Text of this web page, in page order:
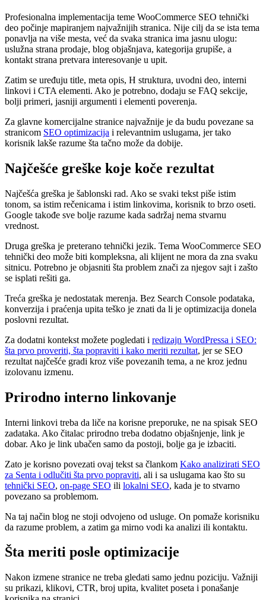
Profesionalna implementacija teme WooCommerce SEO tehnički
deo počinje mapiranjem najvažnijih stranica. Nije cilj da se ista tema
ponavlja na više mesta, već da svaka stranica ima jasnu ulogu:
uslužna strana prodaje, blog objašnjava, kategorija grupiše, a
kontakt strana pretvara interesovanje u upit.
Zatim se uređuju title, meta opis, H struktura, uvodni deo, interni
linkovi i CTA elementi. Ako je potrebno, dodaju se FAQ sekcije,
bolji primeri, jasniji argumenti i elementi poverenja.
Za glavne komercijalne stranice najvažnije je da budu povezane sa
stranicom SEO optimizacija i relevantnim uslugama, jer tako
korisnik lakše razume šta tačno može da dobije.
Najčešće greške koje koče rezultat
Najčešća greška je šablonski rad. Ako se svaki tekst piše istim
tonom, sa istim rečenicama i istim linkovima, korisnik to brzo oseti.
Google takođe sve bolje razume kada sadržaj nema stvarnu
vrednost.
Druga greška je preterano tehnički jezik. Tema WooCommerce SEO
tehnički deo može biti kompleksna, ali klijent ne mora da zna svaku
sitnicu. Potrebno je objasniti šta problem znači za njegov sajt i zašto
se isplati rešiti ga.
Treća greška je nedostatak merenja. Bez Search Console podataka,
konverzija i praćenja upita teško je znati da li je optimizacija donela
poslovni rezultat.
Za dodatni kontekst možete pogledati i redizajn WordPressa i SEO:
šta prvo proveriti, šta popraviti i kako meriti rezultat, jer se SEO
rezultat najčešće gradi kroz više povezanih tema, a ne kroz jednu
izolovanu izmenu.
Prirodno interno linkovanje
Interni linkovi treba da liče na korisne preporuke, ne na spisak SEO
zadataka. Ako čitalac prirodno treba dodatno objašnjenje, link je
dobar. Ako je link ubačen samo da postoji, bolje ga je izbaciti.
Zato je korisno povezati ovaj tekst sa člankom Kako analizirati SEO
za Senta i odlučiti šta prvo popraviti, ali i sa uslugama kao što su
tehnički SEO, on-page SEO ili lokalni SEO, kada je to stvarno
povezano sa problemom.
Na taj način blog ne stoji odvojeno od usluge. On pomaže korisniku
da razume problem, a zatim ga mirno vodi ka analizi ili kontaktu.
Šta meriti posle optimizacije
Nakon izmene stranice ne treba gledati samo jednu poziciju. Važniji
su prikazi, klikovi, CTR, broj upita, kvalitet poseta i ponašanje